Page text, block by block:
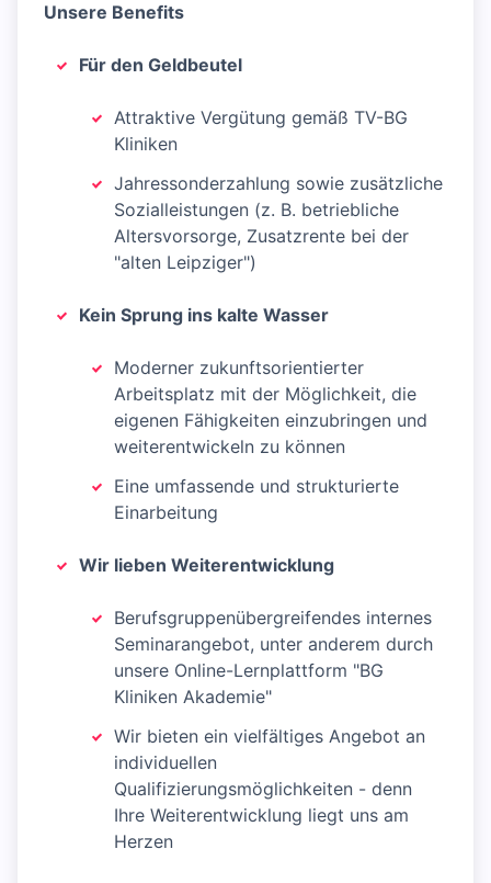
Unsere Benefits
Für den Geldbeutel
Attraktive Vergütung gemäß TV-BG
Kliniken
Jahressonderzahlung sowie zusätzliche
Sozialleistungen (z. B. betriebliche
Altersvorsorge, Zusatzrente bei der
"alten Leipziger")
Kein Sprung ins kalte Wasser
Moderner zukunftsorientierter
Arbeitsplatz mit der Möglichkeit, die
eigenen Fähigkeiten einzubringen und
weiterentwickeln zu können
Eine umfassende und strukturierte
Einarbeitung
Wir lieben Weiterentwicklung
Berufsgruppenübergreifendes internes
Seminarangebot, unter anderem durch
unsere Online-Lernplattform "BG
Kliniken Akademie"
Wir bieten ein vielfältiges Angebot an
individuellen
Qualifizierungsmöglichkeiten - denn
Ihre Weiterentwicklung liegt uns am
Herzen